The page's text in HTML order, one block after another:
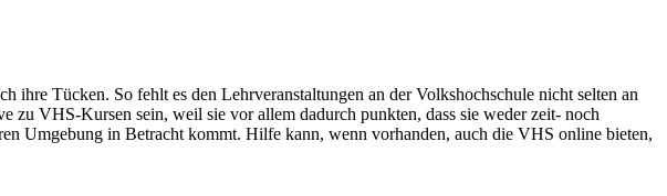
ihre Tücken. So fehlt es den Lehrveranstaltungen an der Volkshochschule nicht selten an
VHS-Kursen sein, weil sie vor allem dadurch punkten, dass sie weder zeit- noch
Umgebung in Betracht kommt. Hilfe kann, wenn vorhanden, auch die VHS online bieten,